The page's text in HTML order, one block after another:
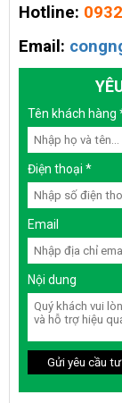
Hotline:
Email:
Tên khách hàng
Điện thoại *
Email
Nội dung